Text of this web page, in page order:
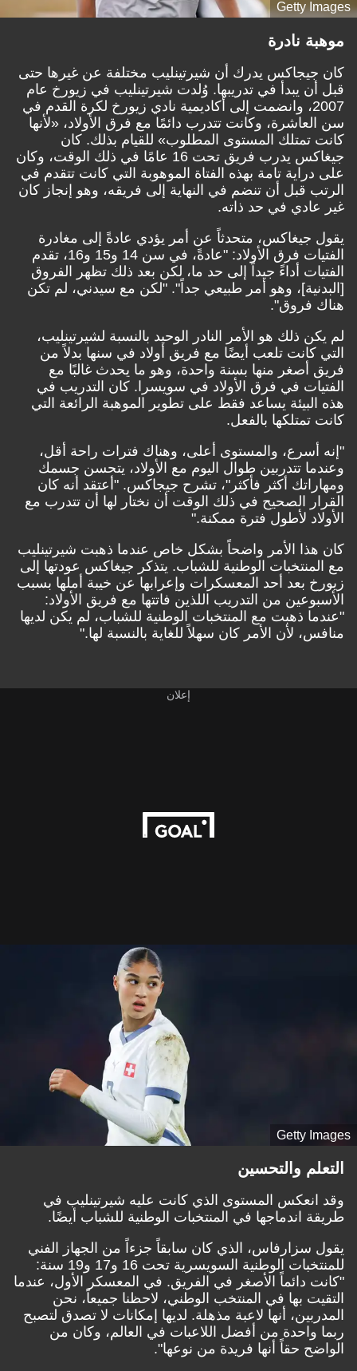
Getty Images
موهبة نادرة
كان جيجاكس يدرك أن شيرتينليب مختلفة عن غيرها حتى
قبل أن يبدأ في تدريبها. وُلدت شيرتينليب في زيورخ عام
2007، وانضمت إلى أكاديمية نادي زيورخ لكرة القدم في
سن العاشرة، وكانت تتدرب دائمًا مع فرق الأولاد، «لأنها
كانت تمتلك المستوى المطلوب» للقيام بذلك. كان
جيغاكس يدرب فريق تحت 16 عامًا في ذلك الوقت، وكان
على دراية تامة بهذه الفتاة الموهوبة التي كانت تتقدم في
الرتب قبل أن تنضم في النهاية إلى فريقه، وهو إنجاز كان
غير عادي في حد ذاته.
يقول جيغاكس، متحدثاً عن أمر يؤدي عادةً إلى مغادرة
الفتيات فرق الأولاد: "عادةً، في سن 14 و15 و16، تقدم
الفتيات أداءً جيداً إلى حد ما، لكن بعد ذلك تظهر الفروق
[البدنية]، وهو أمر طبيعي جداً". "لكن مع سيدني، لم تكن
هناك فروق".
لم يكن ذلك هو الأمر النادر الوحيد بالنسبة لشيرتينليب،
التي كانت تلعب أيضًا مع فريق أولاد في سنها بدلاً من
فريق أصغر منها بسنة واحدة، وهو ما يحدث غالبًا مع
الفتيات في فرق الأولاد في سويسرا. كان التدريب في
هذه البيئة يساعد فقط على تطوير الموهبة الرائعة التي
كانت تمتلكها بالفعل.
"إنه أسرع، والمستوى أعلى، وهناك فترات راحة أقل،
وعندما تتدربين طوال اليوم مع الأولاد، يتحسن جسمك
ومهاراتك أكثر فأكثر"، تشرح جيجاكس. "أعتقد أنه كان
القرار الصحيح في ذلك الوقت أن نختار لها أن تتدرب مع
الأولاد لأطول فترة ممكنة."
كان هذا الأمر واضحاً بشكل خاص عندما ذهبت شيرتينليب
مع المنتخبات الوطنية للشباب. يتذكر جيغاكس عودتها إلى
زيورخ بعد أحد المعسكرات وإعرابها عن خيبة أملها بسبب
الأسبوعين من التدريب اللذين فاتتها مع فريق الأولاد:
"عندما ذهبت مع المنتخبات الوطنية للشباب، لم يكن لديها
منافس، لأن الأمر كان سهلاً للغاية بالنسبة لها."
إعلان
Getty Images
التعلم والتحسين
وقد انعكس المستوى الذي كانت عليه شيرتينليب في
طريقة اندماجها في المنتخبات الوطنية للشباب أيضًا.
يقول سزارفاس، الذي كان سابقاً جزءاً من الجهاز الفني
للمنتخبات الوطنية السويسرية تحت 16 و17 و19 سنة:
"كانت دائماً الأصغر في الفريق. في المعسكر الأول، عندما
التقيت بها في المنتخب الوطني، لاحظنا جميعاً، نحن
المدربين، أنها لاعبة مذهلة. لديها إمكانات لا تصدق لتصبح
ربما واحدة من أفضل اللاعبات في العالم، وكان من
الواضح حقاً أنها فريدة من نوعها".